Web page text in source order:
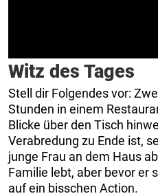
Witz des Tages
Stell dir Folgendes vor:
Stunden in einem
Blicke über den Tisch
Verabredung zu Ende ist,
junge Frau an dem Haus
Familie lebt, aber bevor er
auf ein bisschen Action.